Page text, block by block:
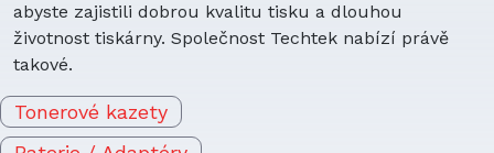
abyste zajistili dobrou kvalitu tisku a dlouhou
životnost tiskárny. Společnost Techtek nabízí právě
takové.
Tonerové kazety